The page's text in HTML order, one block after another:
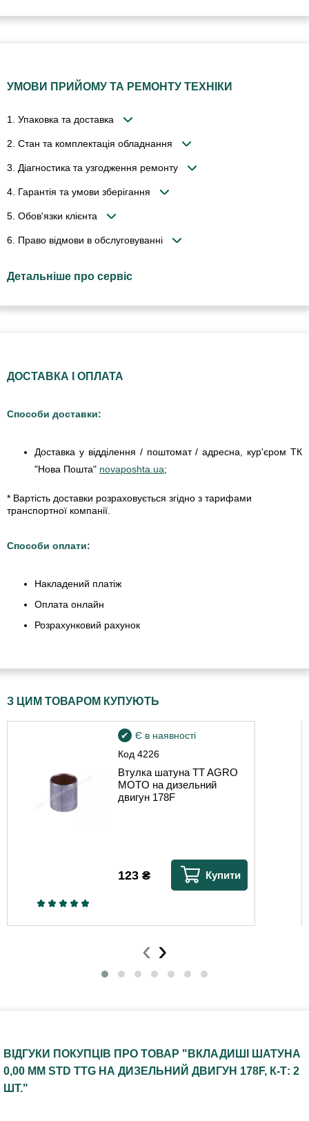
УМОВИ ПРИЙОМУ ТА РЕМОНТУ ТЕХНІКИ
1. Упаковка та доставка
2. Стан та комплектація обладнання
3. Діагностика та узгодження ремонту
4. Гарантія та умови зберігання
5. Обов'язки клієнта
6. Право відмови в обслуговуванні
Детальніше про сервіс
ДОСТАВКА І ОПЛАТА
Способи доставки:
Доставка у відділення / поштомат / адресна, кур'єром ТК
"Нова Пошта" novaposhta.ua;
* Вартість доставки розраховується згідно з тарифами
транспортної компанії.
Способи оплати:
Накладений платіж
Оплата онлайн
Розрахунковий рахунок
З ЦИМ ТОВАРОМ КУПУЮТЬ
Код 4226
Є в наявності
Втулка шатуна TT AGRO
MOTO на дизельний
двигун 178F
123 ₴ Купити
‹ ›
ВІДГУКИ ПОКУПЦІВ ПРО ТОВАР "ВКЛАДИШІ ШАТУНА
0,00 ММ STD TTG НА ДИЗЕЛЬНИЙ ДВИГУН 178F, К-Т: 2
ШТ."